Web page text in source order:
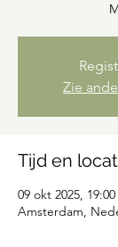
Zie
Tijd en
09 okt 2025, 19:00
Amsterdam,